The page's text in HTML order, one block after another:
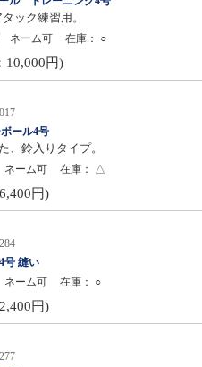
ック練習用。
ネーム可 在庫： ○
10,000円)
ール4号
、鈴入りタイプ。
ネーム可 在庫： △
円)
号 縫い
ネーム可 在庫： ○
円)